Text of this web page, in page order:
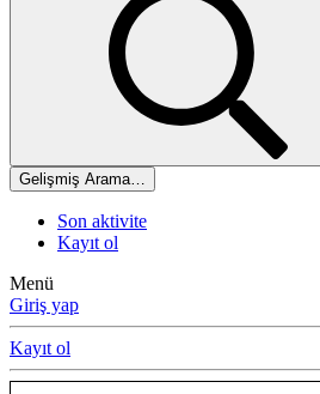
Gelişmiş Arama…
Son aktivite
Kayıt ol
Menü
Giriş yap
Kayıt ol